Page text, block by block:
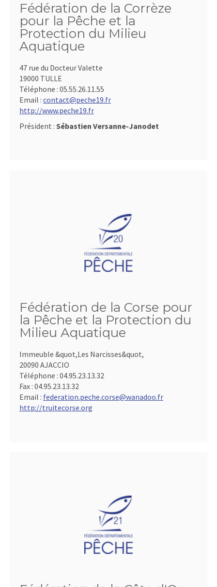
Fédération de la Corrèze
pour la Pêche et la
Protection du Milieu
Aquatique
47 rue du Docteur Valette
19000 TULLE
Téléphone : 05.55.26.11.55
Email : contact@peche19.fr
http://www.peche19.fr
Président : Sébastien Versanne-Janodet
Fédération de la Corse pour
la Pêche et la Protection du
Milieu Aquatique
Immeuble &quot,Les Narcisses&quot,
20090 AJACCIO
Téléphone : 04.95.23.13.32
Fax : 04.95.23.13.32
Email : federation.peche.corse@wanadoo.fr
http://truitecorse.org